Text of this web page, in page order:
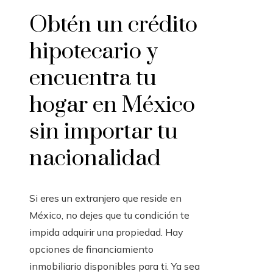
Obtén un crédito
hipotecario y
encuentra tu
hogar en México
sin importar tu
nacionalidad
Si eres un extranjero que reside en
México, no dejes que tu condición te
impida adquirir una propiedad. Hay
opciones de financiamiento
inmobiliario disponibles para ti. Ya sea